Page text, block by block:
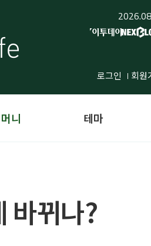
로그인 회원
머니 테마
바뀌나?